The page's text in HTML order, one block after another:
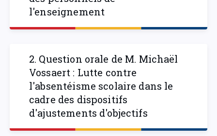
l'enseignement
2. Question orale de M. Michaël
Vossaert : Lutte contre
l'absentéisme scolaire dans le
cadre des dispositifs
d'ajustements d'objectifs